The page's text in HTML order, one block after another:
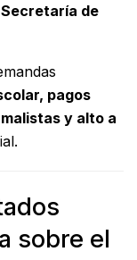
Secretaría de
pagos
y alto a
sobre el